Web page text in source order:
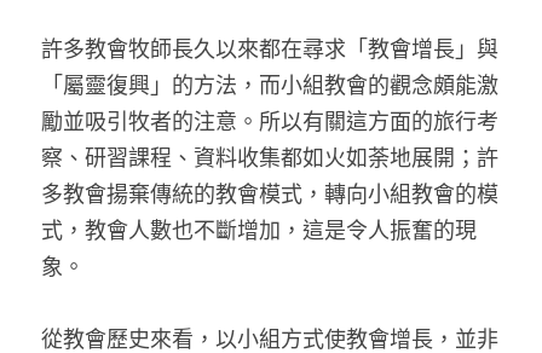
許多教會牧師長久以來都在尋求「教會增長」與
「屬靈復興」的方法，而小組教會的觀念頗能激
勵並吸引牧者的注意。所以有關這方面的旅行考
察、研習課程、資料收集都如火如荼地展開；許
多教會揚棄傳統的教會模式，轉向小組教會的模
式，教會人數也不斷增加，這是令人振奮的現
象。
從教會歷史來看，以小組方式使教會增長，並非